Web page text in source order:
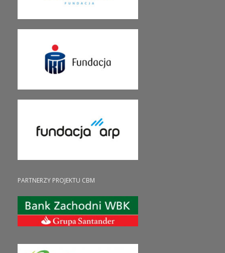
PARTNERZY PROJEKTU CBM